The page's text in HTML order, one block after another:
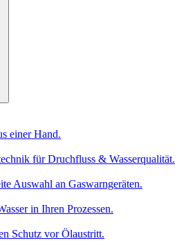
einer Hand.
für Druchfluss & Wasserqualität.
Auswahl an Gaswarngeräten.
in Ihren Prozessen.
Schutz vor Ölaustritt.